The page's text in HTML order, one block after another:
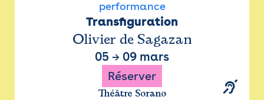
performance
Transfiguration
Olivier de Sagazan
05 → 09 mars
Réserver
Théâtre Sorano